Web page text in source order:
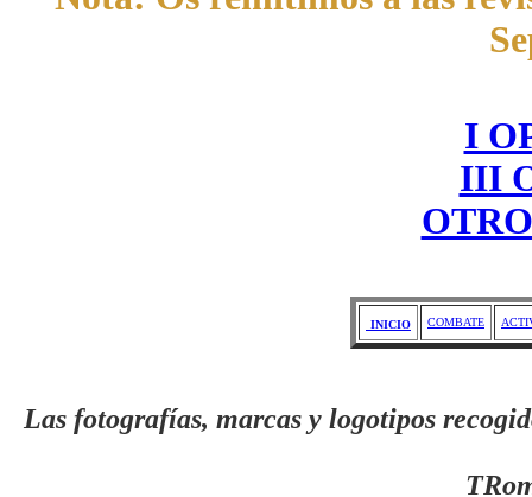
I
III
INICIO COMBATE
Las fotografías, marcas y logotipos